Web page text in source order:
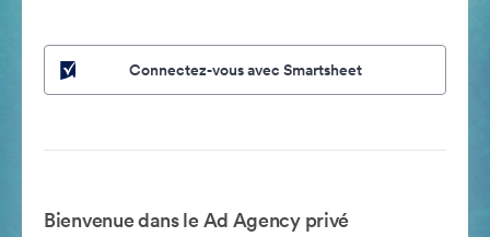
Connectez-vous avec Smartsheet
Bienvenue dans le Ad Agency privé